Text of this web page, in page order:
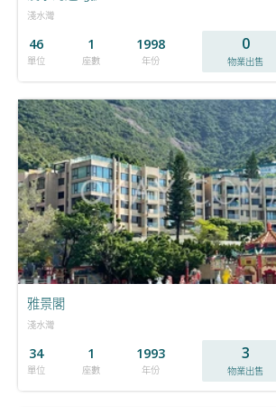
淺水灣
46
單位
1
座數
1998
年份
0
物業出售
雅景閣
淺水灣
34
單位
1
座數
1993
年份
3
物業出售